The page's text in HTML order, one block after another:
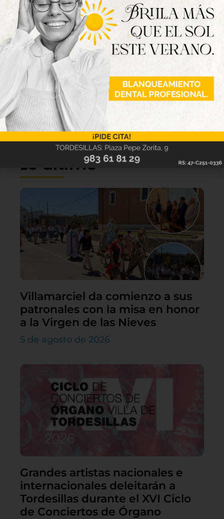
Lo último
Villamarciel da comienzo a sus
patronales con la misa en honor
a la Virgen de las Nieves
5 de agosto de 2026
Grandes artistas nacionales e
internacionales deleitarán a
Tordesillas durante el XVI Ciclo
de Conciertos de Órgano